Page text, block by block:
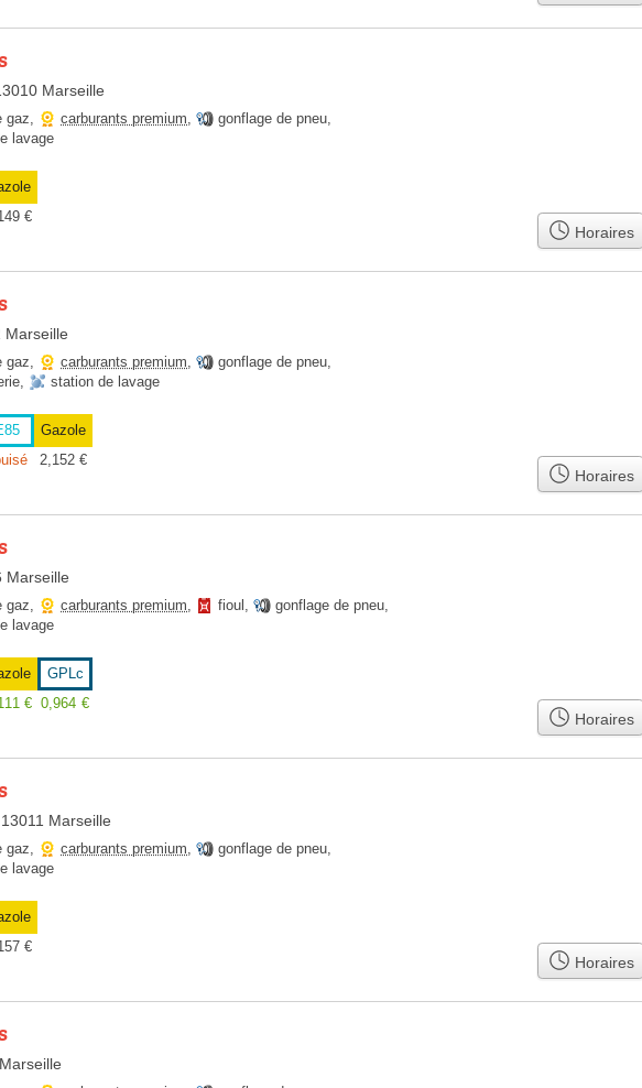
Marseille
gaz, carburants premium, gonflage de pneu,
lavage
€
Horaires
Marseille
gaz, carburants premium, gonflage de pneu,
, station de lavage
Gazole
2,152 €
Horaires
Marseille
gaz, carburants premium, fioul , gonflage de pneu,
lavage
€
GPLc
0,964 €
Horaires
Marseille
gaz, carburants premium, gonflage de pneu,
lavage
€
Horaires